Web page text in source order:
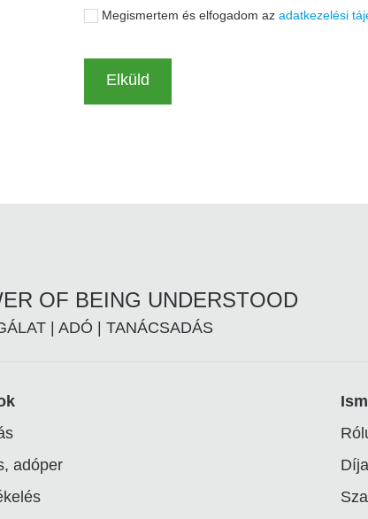
Megismertem és elfogadom az adatkezelési
OF BEING UNDERSTOOD
| ADÓ | TANÁCSADÁS
adóper